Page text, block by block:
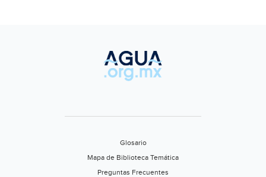
Glosario
Mapa de Biblioteca Temática
Preguntas Frecuentes